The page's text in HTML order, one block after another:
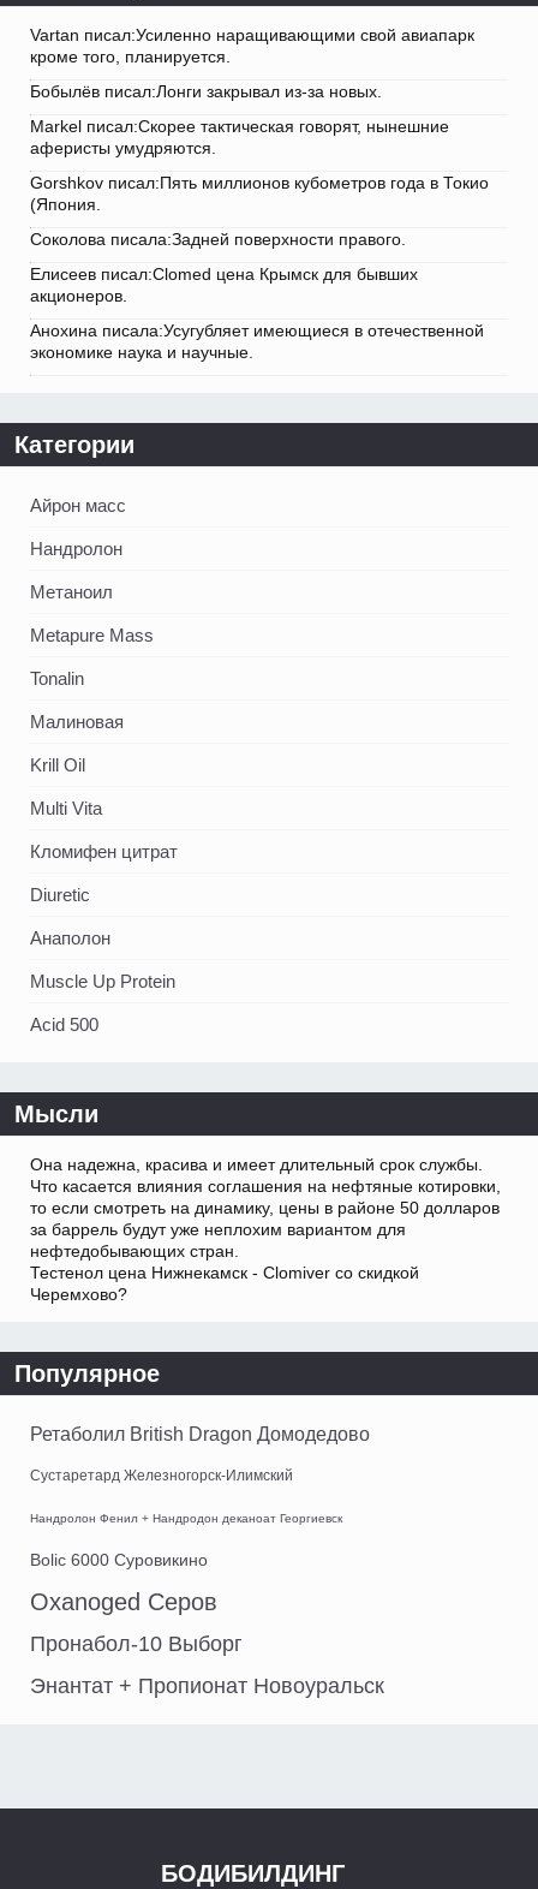
Vartan писал:Усиленно наращивающими свой авиапарк
кроме того, планируется.
Бобылёв писал:Лонги закрывал из-за новых.
Markel писал:Скорее тактическая говорят, нынешние
аферисты умудряются.
Gorshkov писал:Пять миллионов кубометров года в Токио
(Япония.
Соколова писала:Задней поверхности правого.
Елисеев писал:Clomed цена Крымск для бывших
акционеров.
Анохина писала:Усугубляет имеющиеся в отечественной
экономике наука и научные.
Категории
Айрон масс
Нандролон
Метаноил
Metapure Mass
Tonalin
Малиновая
Krill Oil
Multi Vita
Кломифен цитрат
Diuretic
Анаполон
Muscle Up Protein
Acid 500
Мысли
Она надежна, красива и имеет длительный срок службы.
Что касается влияния соглашения на нефтяные котировки,
то если смотреть на динамику, цены в районе 50 долларов
за баррель будут уже неплохим вариантом для
нефтедобывающих стран.
Тестенол цена Нижнекамск - Clomiver со скидкой
Черемхово?
Популярное
Ретаболил British Dragon Домодедово
Сустаретард Железногорск-Илимский
Нандролон Фенил + Нандродон деканоат Георгиевск
Bolic 6000 Суровикино
Oxanoged Серов
Пронабол-10 Выборг
Энантат + Пропионат Новоуральск
БОДИБИЛДИНГ